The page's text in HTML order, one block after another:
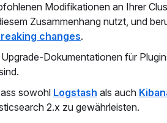
Modifikationen an Ihrer
Zusammenhang nutzt, und
changes.
Dokumentationen für
sowohl Logstash als auch
2.x zu gewährleisten.